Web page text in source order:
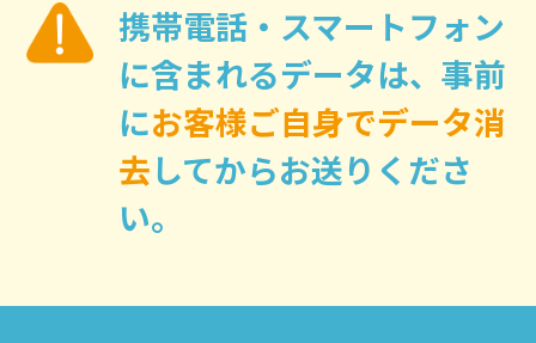
携帯電話・スマートフォン
に含まれるデータは、 事前
にお客様ご自身でデータ消
去してからお送りくださ
い。